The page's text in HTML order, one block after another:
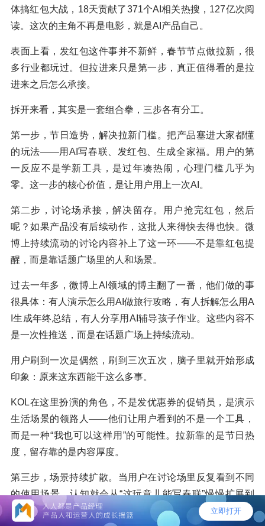
体搞红包大战，18天贡献了371个AI相关热搜，127亿次阅
读。这次的主角不再是电影，就是AI产品自己。
表面上看，发红包这件事并不新鲜，春节节点做拉新，很
多行业都玩过。但拉进来只是第一步，真正值得看的是拉
进来之后怎么承接。
拆开来看，其实是一套组合拳，三步各有分工。
第一步，节日造势，解决拉新门槛。把产品塞进大家都懂
的玩法——用AI写春联、发红包、生成全家福。用户的第
一反应不是学新工具，是过年凑热闹，心理门槛几乎为
零。这一步的核心价值，是让用户用上一次AI。
第二步，讨论场承接，解决留存。用户抢完红包，然后
呢？如果产品没有后续动作，这批人来得快去得也快。微
博上持续流动的讨论内容补上了这一环——不是靠红包提
醒，而是靠话题广场里的人和场景。
过去一年多，微博上AI领域的博主翻了一番，他们做的事
很具体：有人演示怎么用AI做旅行攻略，有人拆解怎么用A
I生成年终总结，有人分享用AI辅导孩子作业。这些内容不
是一次性推送，而是在话题广场上持续流动。
用户刷到一次是偶然，刷到三次五次，脑子里就开始形成
印象：原来这东西能干这么多事。
KOL在这里扮演的角色，不是发优惠券的促销员，是演示
生活场景的领路人——他们让用户看到的不是一个工具，
而是一种“我也可以这样用”的可能性。拉新靠的是节日热
度，留存靠的是内容厚度。
第三步，场景持续扩散。当用户在讨论场里反复看到不同
的使用场景，认知就会从“这玩意儿能写春联”慢慢扩展到
“还能做攻略、写总结、辅导作业”。每一步扩展，都意味着